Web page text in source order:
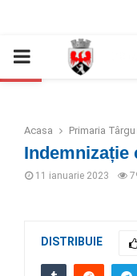
Deschide bara de unelte
PRIMARY
Acasa Primaria
Indemnizație
11 ianuarie 2023
DISTRIBUIE